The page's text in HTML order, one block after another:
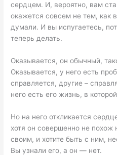
сердцем. И, вероятно, вам
окажется совсем не тем, как
думали. И вы испугаетесь,
теперь делать.
Оказывается, он обычный,
Оказывается, у него есть
справляется, другие –
него есть его жизнь, в
Но на него откликается
хотя он совершенно не похож
своим, и хотите быть с ним,
Вы узнали его, а он — нет.